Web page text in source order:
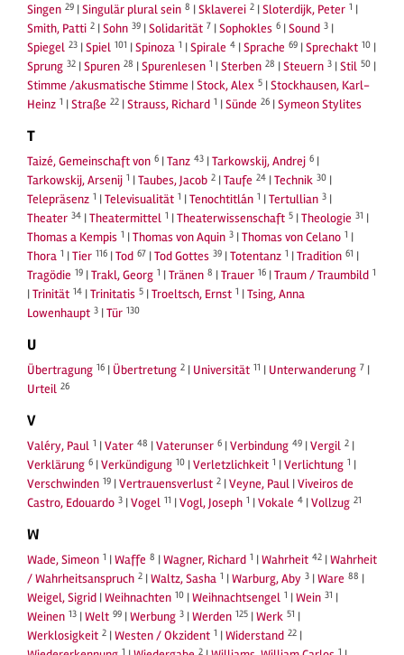
Singen 29 |Singulär plural sein 8 |Sklaverei 2 |Sloterdijk, Peter 1 |
Smith, Patti 2 |Sohn 39 |Solidarität 7 |Sophokles 6 |Sound 3 |
Spiegel 23 |Spiel 101 |Spinoza 1 |Spirale 4 |Sprache 69 |Sprechakt 10 |
Sprung 32 |Spuren 28 |Spurenlesen 1 |Sterben 28 |Steuern 3 |Stil 50 |
Stimme /akusmatische Stimme |Stock, Alex 5 |Stockhausen, Karl-
Heinz 1 |Straße 22 |Strauss, Richard 1 |Sünde 26 |Symeon Stylites
T
Taizé, Gemeinschaft von 6 |Tanz 43 |Tarkowskij, Andrej 6 |
Tarkowskij, Arsenij 1 |Taubes, Jacob 2 |Taufe 24 |Technik 30 |
Telepräsenz 1 |Televisualität 1 |Tenochtitlán 1 |Tertullian 3 |
Theater 34 |Theatermittel 1 |Theaterwissenschaft 5 |Theologie 31 |
Thomas a Kempis 1 |Thomas von Aquin 3 |Thomas von Celano 1 |
Thora 1 |Tier 116 |Tod 67 |Tod Gottes 39 |Totentanz 1 |Tradition 61 |
Tragödie 19 |Trakl, Georg 1 |Tränen 8 |Trauer 16 |Traum / Traumbild 1
|Trinität 14 |Trinitatis 5 |Troeltsch, Ernst 1 |Tsing, Anna
Lowenhaupt 3 |Tür 130
U
Übertragung 16 | Übertretung 2 | Universität 11 | Unterwanderung 7 |
Urteil 26
V
Valéry, Paul 1 |Vater 48 |Vaterunser 6 |Verbindung 49 |Vergil 2 |
Verklärung 6 |Verkündigung 10 |Verletzlichkeit 1 |Verlichtung 1 |
Verschwinden 19 |Vertrauensverlust 2 |Veyne, Paul |Viveiros de
Castro, Edouardo 3 |Vogel 11 |Vogl, Joseph 1 |Vokale 4 |Vollzug 21
W
Wade, Simeon 1 |Waffe 8 |Wagner, Richard 1 |Wahrheit 42 |Wahrheit
/ Wahrheitsanspruch 2 |Waltz, Sasha 1 |Warburg, Aby 3 |Ware 88 |
Weigel, Sigrid |Weihnachten 10 |Weihnachtsengel 1 |Wein 31 |
Weinen 13 |Welt 99 |Werbung 3 |Werden 125 |Werk 51 |
Werklosigkeit 2 |Westen / Okzident 1 |Widerstand 22 |
1 2 1